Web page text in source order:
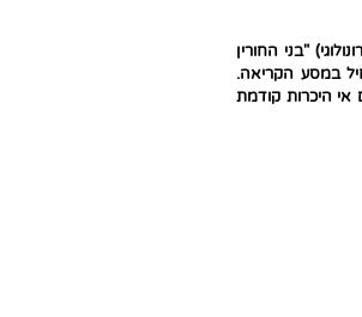
"בני החורין
במסע הקריאה.
גם אי היכרות קודמת